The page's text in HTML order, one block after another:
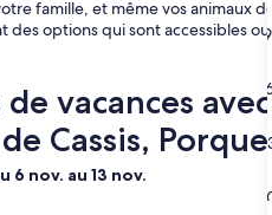
9
famille, et même vos animaux
des options qui sont accessibles
vacances
Cassis,
6 nov. au 13 nov.